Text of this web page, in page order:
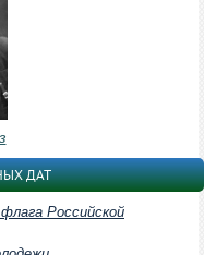
ДАТ
Российской